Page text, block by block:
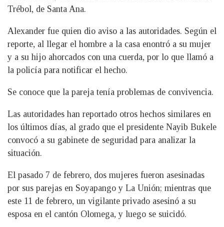
Trébol, de Santa Ana.
Alexander fue quien dio aviso a las autoridades. Según el
reporte, al llegar el hombre a la casa enontró a su mujer
y a su hijo ahorcados con una cuerda, por lo que llamó a
la policía para notificar el hecho.
Se conoce que la pareja tenía problemas de convivencia.
Las autoridades han reportado otros hechos similares en
los últimos días, al grado que el presidente Nayib Bukele
convocó a su gabinete de seguridad para analizar la
situación.
El pasado 7 de febrero, dos mujeres fueron asesinadas
por sus parejas en Soyapango y La Unión; mientras que
este 11 de febrero, un vigilante privado asesinó a su
esposa en el cantón Olomega, y luego se suicidó.